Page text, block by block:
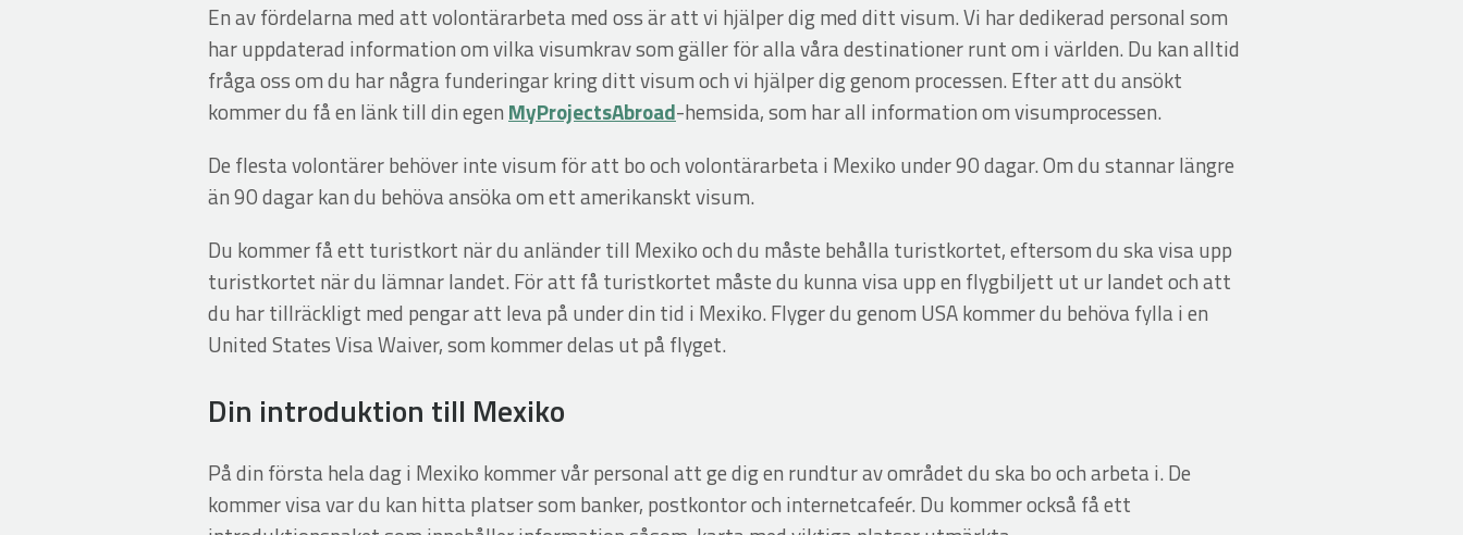
En av fördelarna med att volontärarbeta med oss är att vi hjälper dig med ditt visum. Vi har dedikerad personal som
har uppdaterad information om vilka visumkrav som gäller för alla våra destinationer runt om i världen. Du kan alltid
fråga oss om du har några funderingar kring ditt visum och vi hjälper dig genom processen. Efter att du ansökt
kommer du få en länk till din egen MyProjectsAbroad-hemsida, som har all information om visumprocessen.
De flesta volontärer behöver inte visum för att bo och volontärarbeta i Mexiko under 90 dagar. Om du stannar längre
än 90 dagar kan du behöva ansöka om ett amerikanskt visum.
Du kommer få ett turistkort när du anländer till Mexiko och du måste behålla turistkortet, eftersom du ska visa upp
turistkortet när du lämnar landet. För att få turistkortet måste du kunna visa upp en flygbiljett ut ur landet och att
du har tillräckligt med pengar att leva på under din tid i Mexiko. Flyger du genom USA kommer du behöva fylla i en
United States Visa Waiver, som kommer delas ut på flyget.
Din introduktion till Mexiko
På din första hela dag i Mexiko kommer vår personal att ge dig en rundtur av området du ska bo och arbeta i. De
kommer visa var du kan hitta platser som banker, postkontor och internetcafeér. Du kommer också få ett